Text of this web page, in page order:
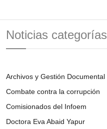
Noticias categorías
Archivos y Gestión Documental
Combate contra la corrupción
Comisionados del Infoem
Doctora Eva Abaid Yapur